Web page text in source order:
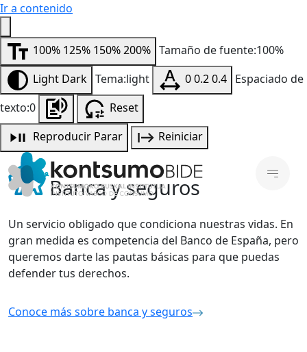
Ir a contenido
100% 125% 150%200% Tamaño de fuente:100%
Light Dark Tema:light 00.20.4 Espaciado de
texto:0
Reset
Reproducir Parar Reiniciar
Banca y seguros
Un servicio obligado que condiciona nuestras vidas. En
gran medida es competencia del Banco de España, pero
queremos darte las pautas básicas para que puedas
defender tus derechos.
Conoce más sobre banca y seguros